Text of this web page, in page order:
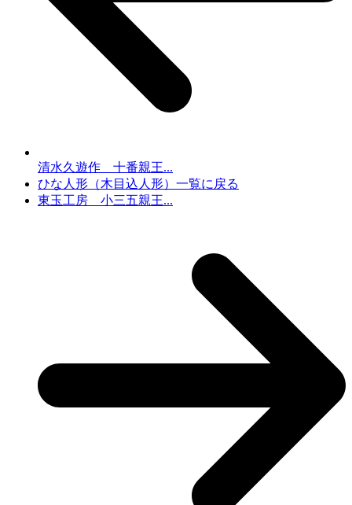
清水久遊作 十番親王...
ひな人形（木目込人形）一覧に戻る
東玉工房 小三五親王...